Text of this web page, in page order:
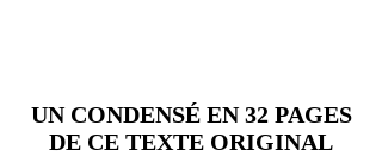
UN CONDENSÉ EN 32 PAGES
DE CE TEXTE ORIGINAL